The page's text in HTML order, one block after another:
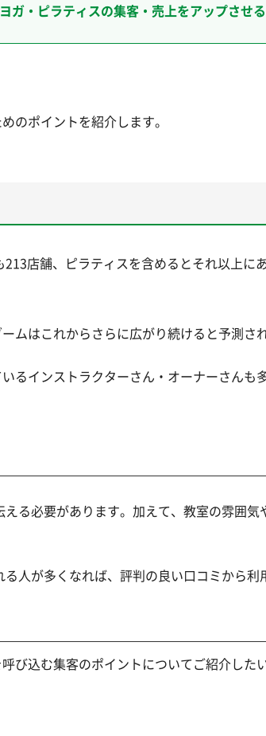
ヨガ・ピラティスの集客・売上をアップさせ
のポイントを紹介します。
店舗、ピラティスを含めるとそれ以上に
ムはこれからさらに広がり続けると予測され
るインストラクターさん・オーナーさんも
る必要があります。加えて、教室の雰囲気
人が多くなれば、評判の良い口コミから利
び込む集客のポイントについてご紹介した